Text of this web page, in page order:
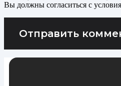
Вы должны согласиться с
Отправить